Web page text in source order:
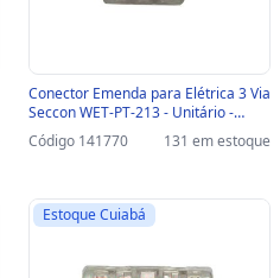
Conector Emenda para Elétrica 3 Via
Seccon WET-PT-213 - Unitário -
WET-PT-213
Código 141770 131 em estoque
Estoque Cuiabá